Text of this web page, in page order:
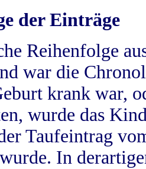
der Einträge
Reihenfolge
war die
krank war,
wurde das
Taufeintrag
In